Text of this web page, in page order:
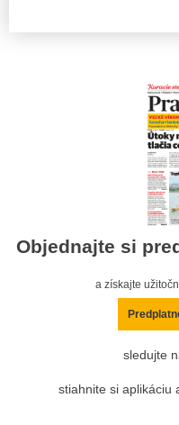
Objednajte si
a získajte
sledujte
stiahnite si aplikáciu